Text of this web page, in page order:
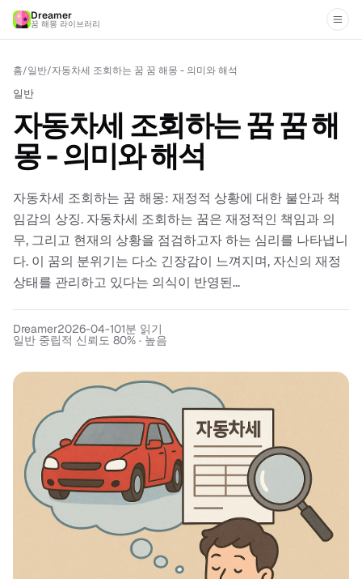
Dreamer
꿈 해몽 라이브러리
홈/일반/자동차세 조회하는 꿈 꿈 해몽 - 의미와 해석
일반
자동차세 조회하는 꿈 꿈 해
몽 - 의미와 해석
자동차세 조회하는 꿈 해몽: 재정적 상황에 대한 불안과 책
임감의 상징. 자동차세 조회하는 꿈은 재정적인 책임과 의
무, 그리고 현재의 상황을 점검하고자 하는 심리를 나타냅니
다. 이 꿈의 분위기는 다소 긴장감이 느껴지며, 자신의 재정
상태를 관리하고 있다는 의식이 반영된...
Dreamer2026-04-101분 읽기
일반 중립적 신뢰도 80% · 높음